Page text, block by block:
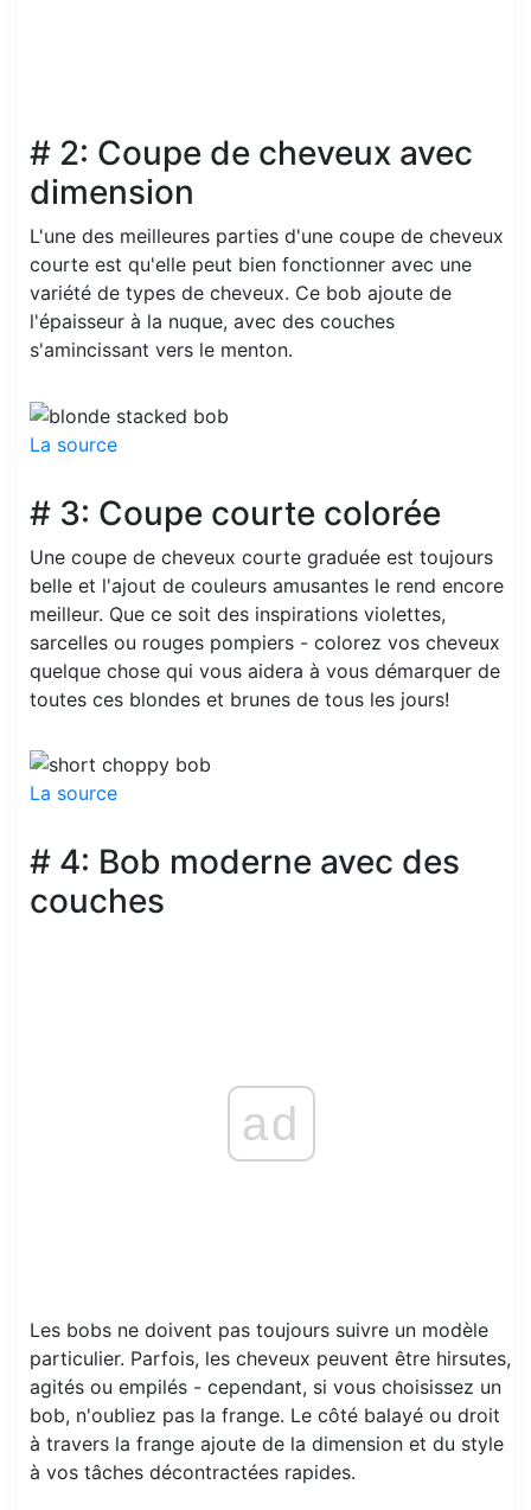
# 2: Coupe de cheveux avec
dimension
L'une des meilleures parties d'une coupe de cheveux
courte est qu'elle peut bien fonctionner avec une
variété de types de cheveux. Ce bob ajoute de
l'épaisseur à la nuque, avec des couches
s'amincissant vers le menton.
La source
# 3: Coupe courte colorée
Une coupe de cheveux courte graduée est toujours
belle et l'ajout de couleurs amusantes le rend encore
meilleur. Que ce soit des inspirations violettes,
sarcelles ou rouges pompiers - colorez vos cheveux
quelque chose qui vous aidera à vous démarquer de
toutes ces blondes et brunes de tous les jours!
La source
# 4: Bob moderne avec des
couches
ad
Les bobs ne doivent pas toujours suivre un modèle
particulier. Parfois, les cheveux peuvent être hirsutes,
agités ou empilés - cependant, si vous choisissez un
bob, n'oubliez pas la frange. Le côté balayé ou droit
à travers la frange ajoute de la dimension et du style
à vos tâches décontractées rapides.